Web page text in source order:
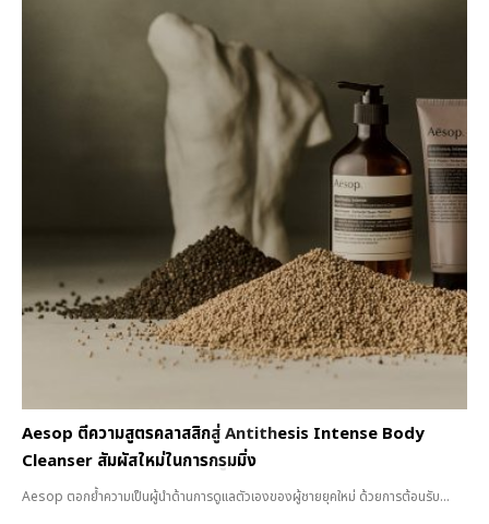
Aesop ตีความสูตรคลาสสิกสู่ Antithesis Intense Body
Cleanser สัมผัสใหม่ในการกรูมมิ่ง
Aesop ตอกย้ำความเป็นผู้นำด้านการดูแลตัวเองของผู้ชายยุคใหม่ ด้วยการต้อนรับ...